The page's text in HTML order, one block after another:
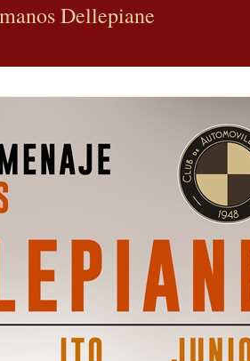
Dellepiane